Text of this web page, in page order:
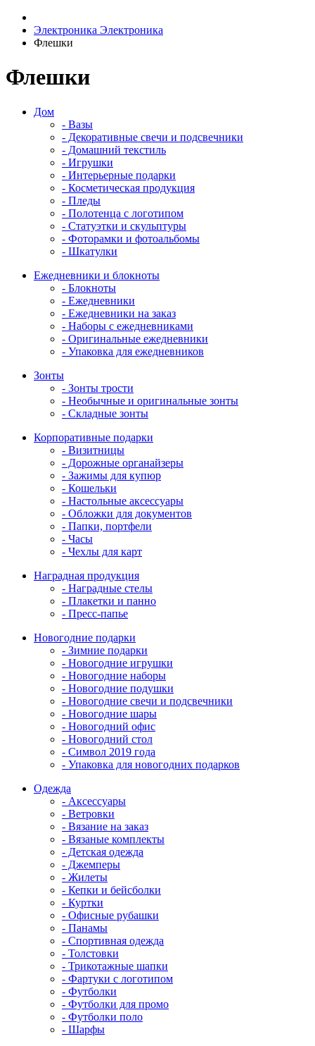
Электроника Электроника
Флешки
Флешки
Дом
- Вазы
- Декоративные свечи и подсвечники
- Домашний текстиль
- Игрушки
- Интерьерные подарки
- Косметическая продукция
- Пледы
- Полотенца с логотипом
- Статуэтки и скульптуры
- Фоторамки и фотоальбомы
- Шкатулки
Ежедневники и блокноты
- Блокноты
- Ежедневники
- Ежедневники на заказ
- Наборы с ежедневниками
- Оригинальные ежедневники
- Упаковка для ежедневников
Зонты
- Зонты трости
- Необычные и оригинальные зонты
- Складные зонты
Корпоративные подарки
- Визитницы
- Дорожные органайзеры
- Зажимы для купюр
- Кошельки
- Настольные аксессуары
- Обложки для документов
- Папки, портфели
- Часы
- Чехлы для карт
Наградная продукция
- Наградные стелы
- Плакетки и панно
- Пресс-папье
Новогодние подарки
- Зимние подарки
- Новогодние игрушки
- Новогодние наборы
- Новогодние подушки
- Новогодние свечи и подсвечники
- Новогодние шары
- Новогодний офис
- Новогодний стол
- Символ 2019 года
- Упаковка для новогодних подарков
Одежда
- Аксессуары
- Ветровки
- Вязание на заказ
- Вязаные комплекты
- Детская одежда
- Джемперы
- Жилеты
- Кепки и бейсболки
- Куртки
- Офисные рубашки
- Панамы
- Спортивная одежда
- Толстовки
- Трикотажные шапки
- Фартуки с логотипом
- Футболки
- Футболки для промо
- Футболки поло
- Шарфы